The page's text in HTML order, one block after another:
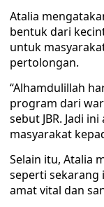
Atalia
bentuk dari
untuk
pertolongan.
“Alhamdulillah
program dari
sebut JBR. Jadi
masyarakat
Selain itu, Atalia
seperti sekarang
amat vital dan